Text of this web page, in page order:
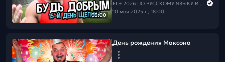
03:00
ЕГЭ 2026 ПО РУССКОМУ ЯЗЫКУ И МАТЕМАТИКЕ
10 мая 2025 г., 18:00
День рождения Максона